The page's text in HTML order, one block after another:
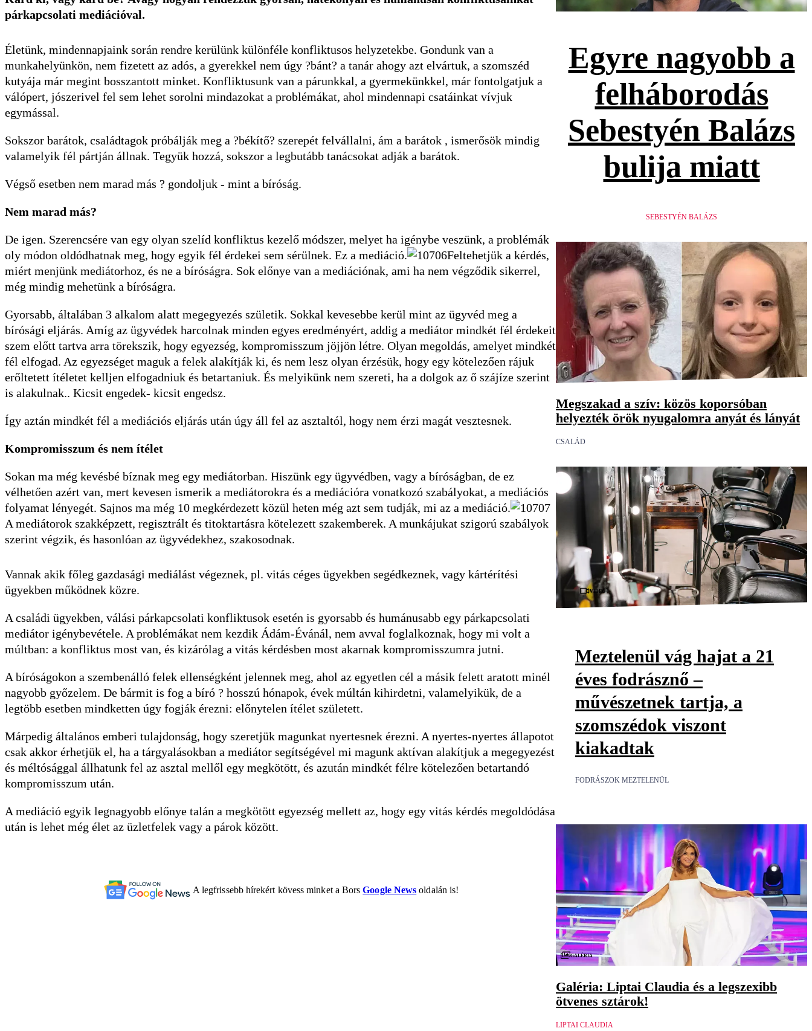
párkapcsolati mediációval.
Életünk, mindennapjaink során rendre kerülünk különféle konfliktusos helyzetekbe. Gondunk van a
munkahelyünkön, nem fizetett az adós, a gyerekkel nem úgy ?bánt? a tanár ahogy azt elvártuk, a szomszéd
kutyája már megint bosszantott minket. Konfliktusunk van a párunkkal, a gyermekünkkel, már fontolgatjuk a
válópert, jószerivel fel sem lehet sorolni mindazokat a problémákat, ahol mindennapi csatáinkat vívjuk
egymással.
Sokszor barátok, családtagok próbálják meg a ?békítő? szerepét felvállalni, ám a barátok , ismerősök mindig
valamelyik fél pártján állnak. Tegyük hozzá, sokszor a legbutább tanácsokat adják a barátok.
Végső esetben nem marad más ? gondoljuk - mint a bíróság.
Nem marad más?
De igen. Szerencsére van egy olyan szelíd konfliktus kezelő módszer, melyet ha igénybe veszünk, a problémák
oly módon oldódhatnak meg, hogy egyik fél érdekei sem sérülnek. Ez a mediáció.
Feltehetjük a kérdés,
miért menjünk mediátorhoz, és ne a bíróságra. Sok előnye van a mediációnak, ami ha nem végződik sikerrel,
még mindig mehetünk a bíróságra.
Gyorsabb, általában 3 alkalom alatt megegyezés születik. Sokkal kevesebbe kerül mint az ügyvéd meg a
bírósági eljárás. Amíg az ügyvédek harcolnak minden egyes eredményért, addig a mediátor mindkét fél érdekeit
szem előtt tartva arra törekszik, hogy egyezség, kompromisszum jöjjön létre. Olyan megoldás, amelyet mindkét
fél elfogad. Az egyezséget maguk a felek alakítják ki, és nem lesz olyan érzésük, hogy egy kötelezően rájuk
erőltetett ítéletet kelljen elfogadniuk és betartaniuk. És melyikünk nem szereti, ha a dolgok az ő szájíze szerint
is alakulnak.. Kicsit engedek- kicsit engedsz.
Így aztán mindkét fél a mediációs eljárás után úgy áll fel az asztaltól, hogy nem érzi magát vesztesnek.
Kompromisszum és nem ítélet
Sokan ma még kevésbé bíznak meg egy mediátorban. Hiszünk egy ügyvédben, vagy a bíróságban, de ez
vélhetően azért van, mert kevesen ismerik a mediátorokra és a mediációra vonatkozó szabályokat, a mediációs
folyamat lényegét. Sajnos ma még 10 megkérdezett közül heten még azt sem tudják, mi az a mediáció.
A mediátorok szakképzett, regisztrált és titoktartásra kötelezett szakemberek. A munkájukat szigorú szabályok
szerint végzik, és hasonlóan az ügyvédekhez, szakosodnak.
Vannak akik főleg gazdasági mediálást végeznek, pl. vitás céges ügyekben segédkeznek, vagy kártérítési
ügyekben működnek közre.
A családi ügyekben, válási párkapcsolati konfliktusok esetén is gyorsabb és humánusabb egy párkapcsolati
mediátor igénybevétele. A problémákat nem kezdik Ádám-Évánál, nem avval foglalkoznak, hogy mi volt a
múltban: a konfliktus most van, és kizárólag a vitás kérdésben most akarnak kompromisszumra jutni.
A bíróságokon a szembenálló felek ellenségként jelennek meg, ahol az egyetlen cél a másik felett aratott minél
nagyobb győzelem. De bármit is fog a bíró ? hosszú hónapok, évek múltán kihirdetni, valamelyikük, de a
legtöbb esetben mindketten úgy fogják érezni: előnytelen ítélet született.
Márpedig általános emberi tulajdonság, hogy szeretjük magunkat nyertesnek érezni. A nyertes-nyertes állapotot
csak akkor érhetjük el, ha a tárgyalásokban a mediátor segítségével mi magunk aktívan alakítjuk a megegyezést
és méltósággal állhatunk fel az asztal mellől egy megkötött, és azután mindkét félre kötelezően betartandó
kompromisszum után.
A mediáció egyik legnagyobb előnye talán a megkötött egyezség mellett az, hogy egy vitás kérdés megoldódása
után is lehet még élet az üzletfelek vagy a párok között.
A legfrissebb hírekért kövess minket a BorsGoogle News oldalán is!
Egyre nagyobb a
felháborodás
Sebestyén Balázs
bulija miatt
SEBESTYÉN BALÁZS
Megszakad a szív: közös koporsóban
helyezték örök nyugalomra anyát és lányát
CSALÁD
Videó
Meztelenül vág hajat a 21
éves fodrásznő –
művészetnek tartja, a
szomszédok viszont
kiakadtak
FODRÁSZOK MEZTELENÜL
Galéria
Galéria: Liptai Claudia és a legszexibb
ötvenes sztárok!
LIPTAI CLAUDIA